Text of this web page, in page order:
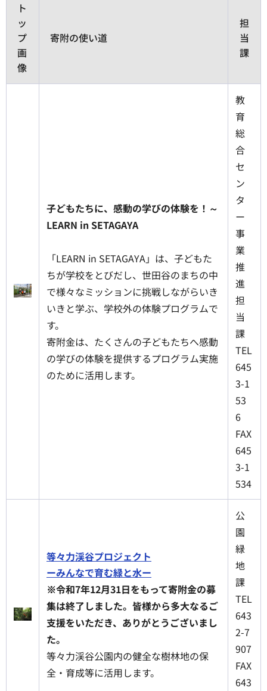
ト
ッ
プ
画
像
寄附の使い道
担
当
課
子どもたちに、感動の学びの体験を！～
LEARN in SETAGAYA
「LEARN in SETAGAYA」は、子どもた
ちが学校をとびだし、世田谷のまちの中
で様々なミッションに挑戦しながらいき
いきと学ぶ、学校外の体験プログラムで
す。
寄附金は、たくさんの子どもたちへ感動
の学びの体験を提供するプログラム実施
のために活用します。
教
育
総
合
セ
ン
タ
ー
事
業
推
進
担
当
課
TEL
645
3-1
53
6
FAX
645
3-1
534
等々力渓谷プロジェクト
ーみんなで育む緑と水ー
※令和7年12月31日をもって寄附金の募
集は終了しました。皆様から多大なるご
支援をいただき、ありがとうございまし
た。
等々力渓谷公園内の健全な樹林地の保
全・育成等に活用します。
公
園
緑
地
課
TEL
643
2-7
907
FAX
643